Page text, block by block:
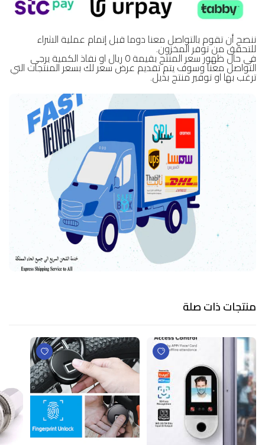
ننصح أن تقوم بالتواصل معنا دوما قبل إتمام عملية الشراء
للتحقق من توفر المخزون.
في حال ظهور سعر المنتج بقيمة 0 ريال او نفاذ الكمية يرجى
التواصل معنا وسوف يتم تقديم عرض سعر لك بسعر المنتجات التي
ترغب بها او توفير منتج بديل.
منتجات ذات صلة